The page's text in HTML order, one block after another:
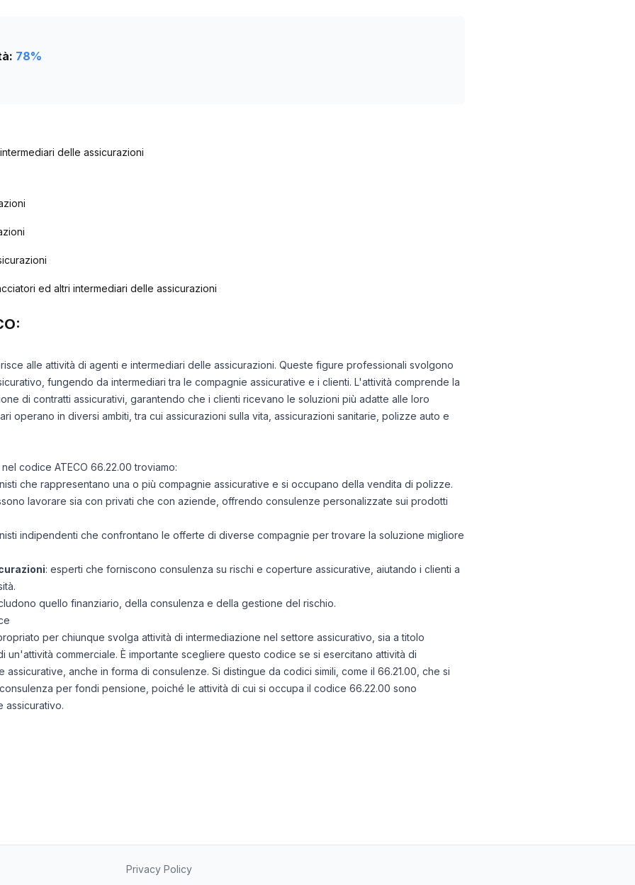
78%
delle assicurazioni
ed altri intermediari delle assicurazioni
alle attività di agenti e intermediari delle assicurazioni. Queste figure professionali svolgono
fungendo da intermediari tra le compagnie assicurative e i clienti. L'attività comprende la
di contratti assicurativi, garantendo che i clienti ricevano le soluzioni più adatte alle loro
operano in diversi ambiti, tra cui assicurazioni sulla vita, assicurazioni sanitarie, polizze auto e
codice ATECO 66.22.00 troviamo:
che rappresentano una o più compagnie assicurative e si occupano della vendita di polizze.
lavorare sia con privati che con aziende, offrendo consulenze personalizzate sui prodotti
indipendenti che confrontano le offerte di diverse compagnie per trovare la soluzione migliore
: esperti che forniscono consulenza su rischi e coperture assicurative, aiutando i clienti a
quello finanziario, della consulenza e della gestione del rischio.
per chiunque svolga attività di intermediazione nel settore assicurativo, sia a titolo
un'attività commerciale. È importante scegliere questo codice se si esercitano attività di
anche in forma di consulenze. Si distingue da codici simili, come il 66.21.00, che si
per fondi pensione, poiché le attività di cui si occupa il codice 66.22.00 sono
assicurativo.
Privacy Policy